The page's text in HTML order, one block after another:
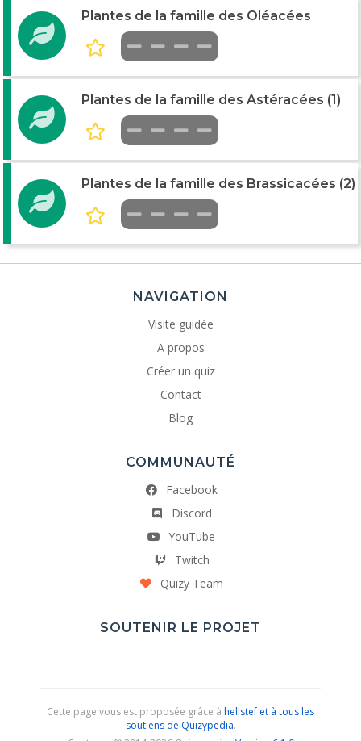
Plantes de la famille des Oléacées
Plantes de la famille des Astéracées (1)
Plantes de la famille des Brassicacées (2)
NAVIGATION
Visite guidée
A propos
Créer un quiz
Contact
Blog
COMMUNAUTÉ
Facebook
Discord
YouTube
Twitch
Quizy Team
SOUTENIR LE PROJET
Cette page vous est proposée grâce à hellstef et à tous les
soutiens de Quizypedia.